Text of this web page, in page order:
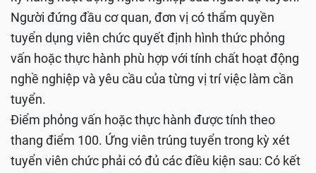
Người đứng đầu cơ quan, đơn vị có thẩm quyền
tuyển dụng viên chức quyết định hình thức phỏng
vấn hoặc thực hành phù hợp với tính chất hoạt động
nghề nghiệp và yêu cầu của từng vị trí việc làm cần
tuyển.
Điểm phỏng vấn hoặc thực hành được tính theo
thang điểm 100. Ứng viên trúng tuyển trong kỳ xét
tuyển viên chức phải có đủ các điều kiện sau: Có kết